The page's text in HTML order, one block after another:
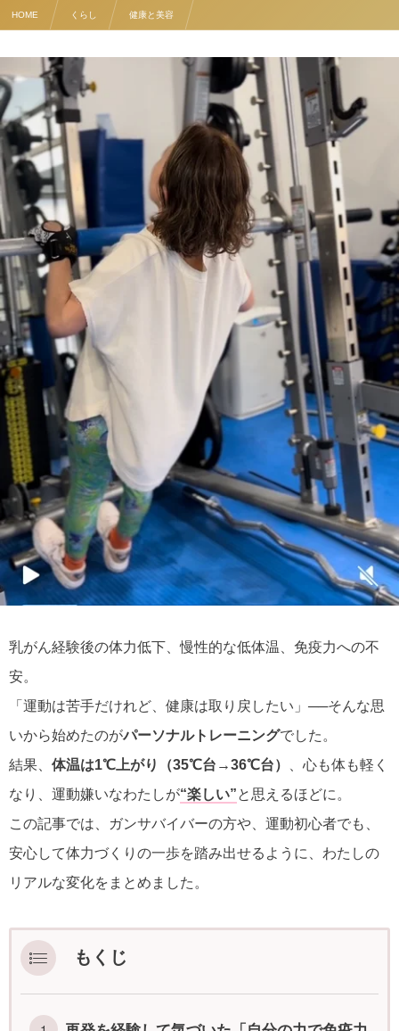
HOME くらし 健康と美容
乳がん経験後の体力低下、慢性的な低体温、免疫力への不
安。
「運動は苦手だけれど、健康は取り戻したい」──そんな思
いから始めたのがパーソナルトレーニングでした。
結果、 体温は1℃上がり（35℃台→36℃台）
、心も体も軽く
なり、運動嫌いなわたしが“楽しい”と思えるほどに。
この記事では、ガンサバイバーの方や、運動初心者でも、
安心して体力づくりの一歩を踏み出せるように、わたしの
リアルな変化をまとめました。
もくじ